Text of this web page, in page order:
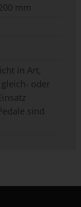
mm
in Art,
oder
sind